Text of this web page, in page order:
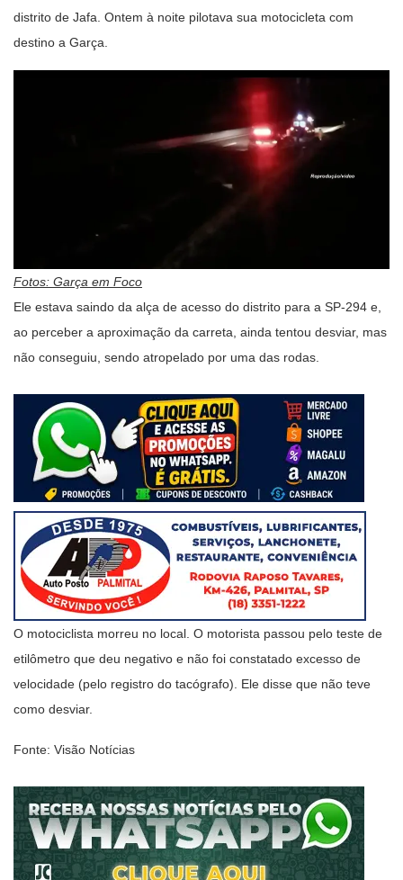
distrito de Jafa. Ontem à noite pilotava sua motocicleta com
destino a Garça.
Fotos: Garça em Foco
Ele estava saindo da alça de acesso do distrito para a SP-294 e,
ao perceber a aproximação da carreta, ainda tentou desviar, mas
não conseguiu, sendo atropelado por uma das rodas.
O motociclista morreu no local. O motorista passou pelo teste de
etilômetro que deu negativo e não foi constatado excesso de
velocidade (pelo registro do tacógrafo). Ele disse que não teve
como desviar.
Fonte: Visão Notícias